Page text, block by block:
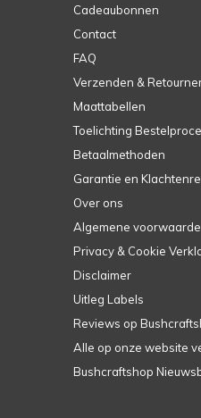
Cadeaubonnen
Contact
FAQ
Verzenden &
Maattabellen
Toelichting
Betaalmethoden
Garantie en
Over ons
Algemene
Privacy & Cookie
Disclaimer
Uitleg Labels
Reviews op
Alle op onze website
Bushcraftshop